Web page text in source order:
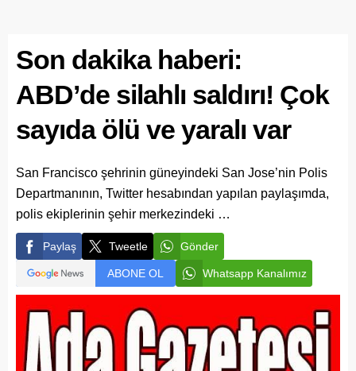
Son dakika haberi:
ABD’de silahlı saldırı! Çok
sayıda ölü ve yaralı var
San Francisco şehrinin güneyindeki San Jose’nin Polis
Departmanının, Twitter hesabından yapılan paylaşımda,
polis ekiplerinin şehir merkezindeki …
Paylaş Tweetle Gönder
ABONE OL Whatsapp Kanalımız